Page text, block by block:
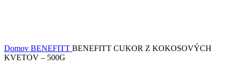
Domov BENEFITT BENEFITT CUKOR Z KOKOSOVÝCH
KVETOV – 500G